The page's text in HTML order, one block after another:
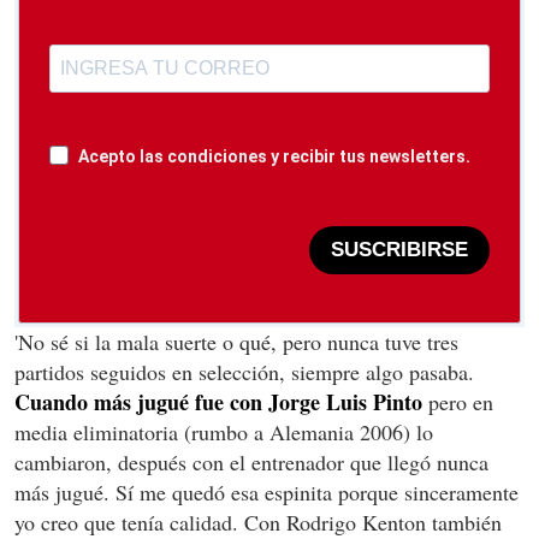
Acepto las condiciones y recibir tus newsletters.
SUSCRIBIRSE
'No sé si la mala suerte o qué, pero nunca tuve tres
partidos seguidos en selección, siempre algo pasaba.
Cuando más jugué fue con Jorge Luis Pinto pero en
media eliminatoria (rumbo a Alemania 2006) lo
cambiaron, después con el entrenador que llegó nunca
más jugué. Sí me quedó esa espinita porque sinceramente
yo creo que tenía calidad. Con Rodrigo Kenton también